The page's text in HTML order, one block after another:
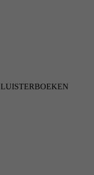
LUISTERBOEKEN